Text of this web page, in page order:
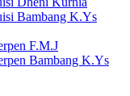
Bambang K.Ys
F.M.J
Bambang K.Ys